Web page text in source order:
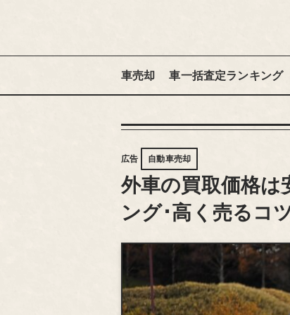
車売却 車一括査定ランキング
広告 自動車売却
外車の買取価格は
ング･高く売るコ